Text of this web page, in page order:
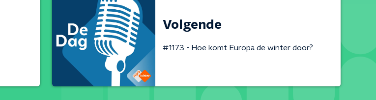
Volgende
#1173 - Hoe komt Europa de winter door?